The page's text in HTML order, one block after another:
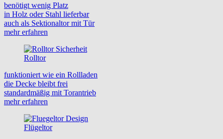
benötigt wenig Platz
in Holz oder Stahl lieferbar
auch als Sektionaltor mit Tür
mehr erfahren
Rolltor
funktioniert wie ein Rollladen
die Decke bleibt frei
standardmäßig mit Torantrieb
mehr erfahren
Flügeltor